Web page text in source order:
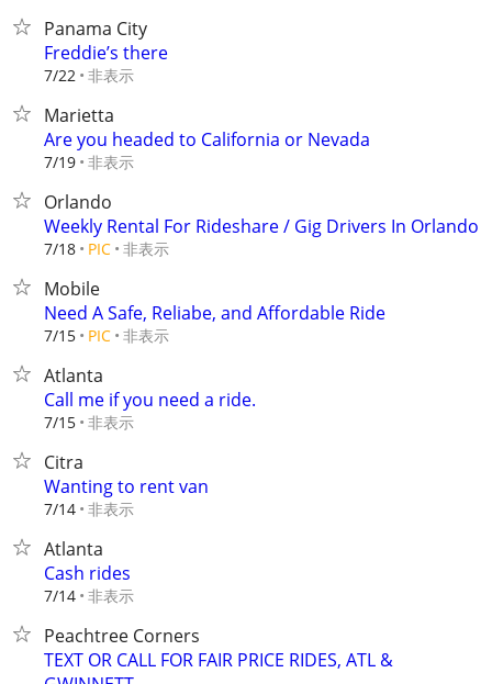
Panama City
Freddie’s there
7/22 非表示
Marietta
Are you headed to California or Nevada
7/19 非表示
Orlando
Weekly Rental For Rideshare / Gig Drivers In Orlando
7/18 PIC 非表示
Mobile
Need A Safe, Reliabe, and Affordable Ride
7/15 PIC 非表示
Atlanta
Call me if you need a ride.
7/15 非表示
Citra
Wanting to rent van
7/14 非表示
Atlanta
Cash rides
7/14 非表示
Peachtree Corners
TEXT OR CALL FOR FAIR PRICE RIDES, ATL &